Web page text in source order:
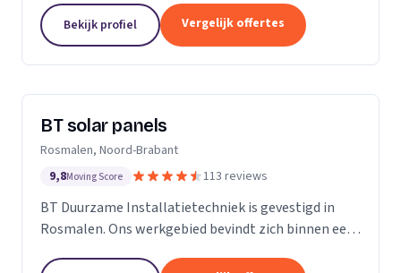
fabriek of woonhuis, waar we de basis leggen...
Bekijk profiel Vergelijk offertes
BT solar panels
Rosmalen, Noord-Brabant
9,8Moving Score 113 reviews
BT Duurzame Installatietechniek is gevestigd in
Rosmalen. Ons werkgebied bevindt zich binnen een